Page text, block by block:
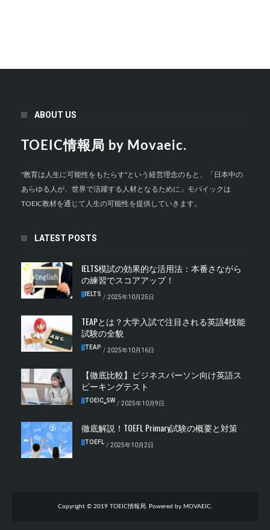
ABOUT US
TOEIC情報局 by Movaeic.
"教育は人生に可能性をもたらす"という経営理念のもと、「日本中の
あらゆる人が、世界で活躍する人材となるために」モバイックは
TOEIC教材を通じて人生の可能性を提供していきます。
LATEST POSTS
IELTS模試の効果的な活用法：本番さながら
の練習でスコアアップ！
IELTS / 2025年10月25日
TEAPとは？大学入試で注目される英語4技能
試験の全貌
TEAP / 2025年10月16日
【徹底比較】ビジネスパーソン向け英語ス
ピーキングテスト
TOEIC‗SW / 2025年10月9日
徹底解説！TOEFL Primary試験の概要と対策
TOEFL / 2025年10月2日
Copyright © 2019 TOEIC情報局. Powered by MOVAEIC.